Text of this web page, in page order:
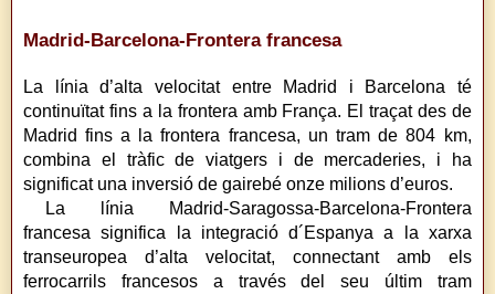
Madrid-Barcelona-Frontera francesa
La línia d’alta velocitat entre Madrid i Barcelona té
continuïtat fins a la frontera amb França. El traçat des de
Madrid fins a la frontera francesa, un tram de 804 km,
combina el tràfic de viatgers i de mercaderies, i ha
significat una inversió de gairebé onze milions d’euros.
La línia Madrid-Saragossa-Barcelona-Frontera
francesa significa la integració d´Espanya a la xarxa
transeuropea d’alta velocitat, connectant amb els
ferrocarrils francesos a través del seu últim tram